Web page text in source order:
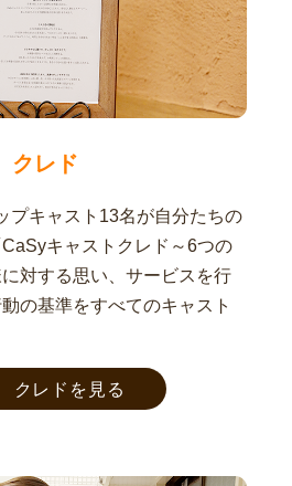
クレド
プキャスト13名が自分たちの
キャストクレド～6つの
対する思い、サービスを行
の基準をすべてのキャスト
クレドを見る